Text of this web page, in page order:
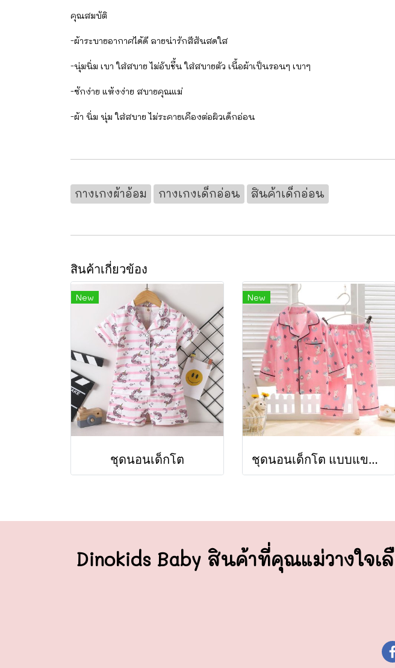
คุณสมบัติ
-ผ้าระบายอากาศได้ดี ลายน่ารักสีสันสดใส
-นุ่มนิ่ม เบา ใส่สบาย ไม่อับชื้น ใส่สบายตัว เนื้อผ้าเป็นรอนๆ เบาๆ
-ซักง่าย แห้งง่าย สบายคุณแม่
-ผ้า นิ่ม นุ่ม ใส่สบาย ไม่ระคายเคืองต่อผิวเด็กอ่อน
กางเกงผ้าอ้อม กางเกงเด็กอ่อน สินค้าเด็กอ่อน
สินค้าเกี่ยวข้อง
New
ชุดนอนเด็กโต
New
ชุดนอนเด็กโต แบบแขนยาว
Dinokids Baby สินค้าที่คุณแม่วางใจเ